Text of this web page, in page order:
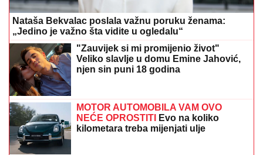
Nataša Bekvalac poslala važnu poruku ženama:
„Jedino je važno šta vidite u ogledalu“
"Zauvijek si mi promijenio život"
Veliko slavlje u domu Emine Jahović,
njen sin puni 18 godina
MOTOR AUTOMOBILA VAM OVO
NEĆE OPROSTITI
Evo na koliko
kilometara treba mijenjati ulje